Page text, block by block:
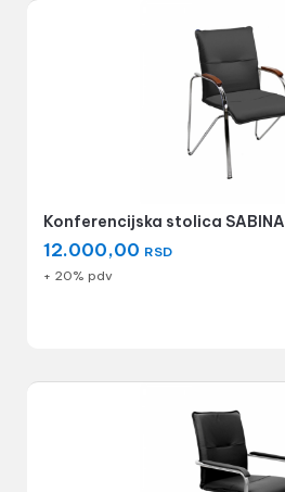
Konferencijska stolica SABINA
12.000,00 RSD
+ 20% pdv